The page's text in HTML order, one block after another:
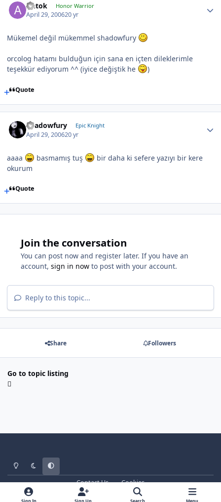
Antok Honor Warrior
April 29, 200620 yr
Mükemel değil mükemmel shadowfury
orcolog hatamı bulduğun için sana en içten dileklerimle
teşekkür ediyorum ^^ (iyice değiştik he
)
Quote
Shadowfury Epic Knight
April 29, 200620 yr
aaaa basmamış tuş
bir daha ki sefere yazıyı bir kere
okurum
Quote
Join the conversation
You can post now and register later. If you have an
account, sign in now to post with your account.
Reply to this topic...
Share Followers
Go to topic listing
Light ModeDark ModeSystem Preference
Contact Us
Cookies
WT - http://www.ebattle.net
Powered byInvision Community